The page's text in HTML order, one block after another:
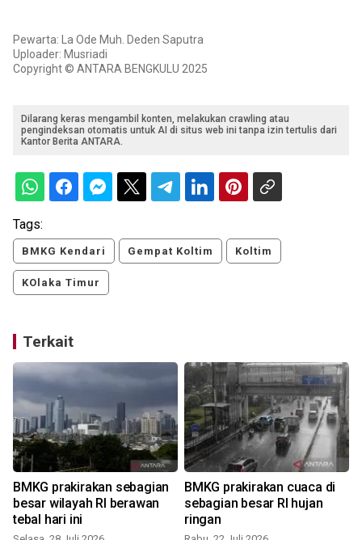
Pewarta: La Ode Muh. Deden Saputra
Uploader: Musriadi
Copyright © ANTARA BENGKULU 2025
Dilarang keras mengambil konten, melakukan crawling atau
pengindeksan otomatis untuk AI di situs web ini tanpa izin tertulis dari
Kantor Berita ANTARA.
Tags:
BMKG Kendari Gempat Koltim Koltim
KOlaka Timur
Terkait
BMKG prakirakan sebagian
besar wilayah RI berawan
tebal hari ini
BMKG prakirakan cuaca di
sebagian besar RI hujan
ringan